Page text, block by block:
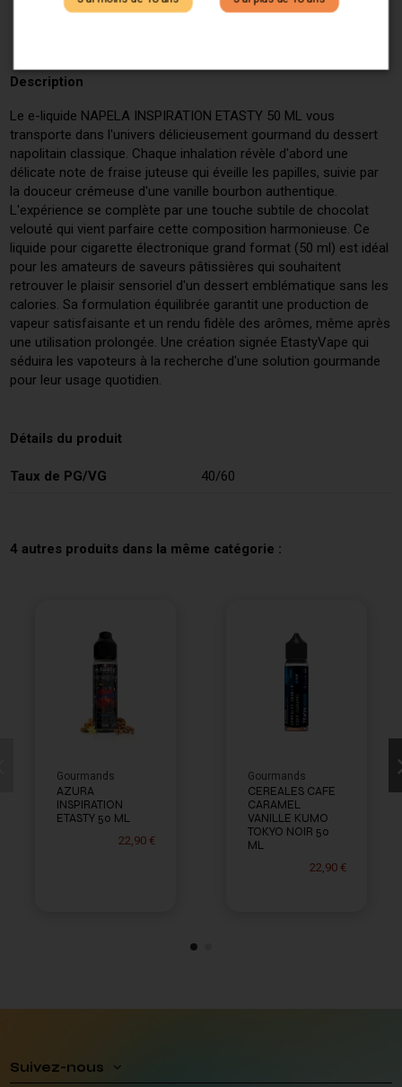
Description
Le e-liquide NAPELA INSPIRATION ETASTY 50 ML vous
transporte dans l'univers délicieusement gourmand du dessert
napolitain classique. Chaque inhalation révèle d'abord une
délicate note de fraise juteuse qui éveille les papilles, suivie par
la douceur crémeuse d'une vanille bourbon authentique.
L'expérience se complète par une touche subtile de chocolat
velouté qui vient parfaire cette composition harmonieuse. Ce
liquide pour cigarette électronique grand format (50 ml) est idéal
pour les amateurs de saveurs pâtissières qui souhaitent
retrouver le plaisir sensoriel d'un dessert emblématique sans les
calories. Sa formulation équilibrée garantit une production de
vapeur satisfaisante et un rendu fidèle des arômes, même après
une utilisation prolongée. Une création signée EtastyVape qui
séduira les vapoteurs à la recherche d'une solution gourmande
pour leur usage quotidien.
Détails du produit
Taux de PG/VG 40/60
4 autres produits dans la même catégorie :
Gourmands
AZURA
INSPIRATION
ETASTY 50 ML
22,90 €
Gourmands
CEREALES CAFE
CARAMEL
VANILLE KUMO
TOKYO NOIR 50
ML
22,90 €
Suivez-nous